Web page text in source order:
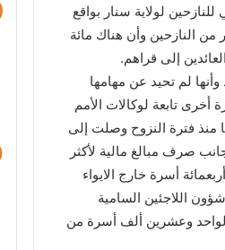
لولاية سنار بواقع
النازحين وأن هناك مائة
إلى قراهم.
لم تحيد عن مهامها
تابعة لوكالات الأمم
منذ فترة النزوح وصلت إلى
صرف مبالغ مالية لأكثر
أسرة خارج الايواء
اللاجئين السامية
لواحد وعشرين ألف أسرة من